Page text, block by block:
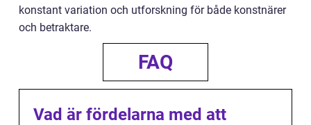
konstant variation och utforskning för både konstnärer
och betraktare.
FAQ
Vad är fördelarna med att